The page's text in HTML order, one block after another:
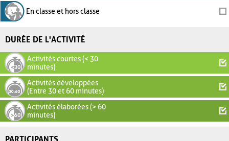
En classe et hors classe
DURÉE DE L'ACTIVITÉ
Activités courtes (< 30
minutes)
Activités développées
(Entre 30 et 60 minutes)
Activités élaborées (> 60
minutes)